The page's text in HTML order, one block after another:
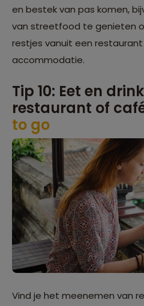
en bestek van pas komen,
van streetfood te genieten
restjes vanuit een
accommodatie.
Tip 10: Eet en
restaurant of
to go
Vind je het meenemen van